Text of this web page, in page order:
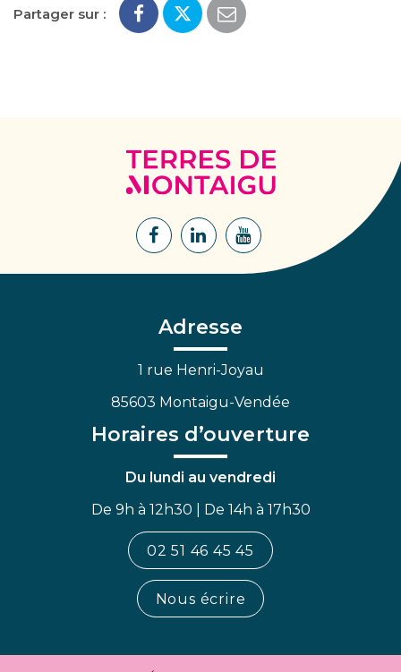
Partager sur :
Terres
de
Lien
Facebook
Lien
Lien
Adresse
1 rue Henri-Joyau
85603 Montaigu-Vendée
Horaires d’ouverture
Du lundi au vendredi
De 9h à 12h30 | De 14h à 17h30
02 51 46 45 45
Nous écrire